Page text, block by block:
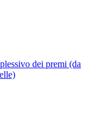
dei premi (da